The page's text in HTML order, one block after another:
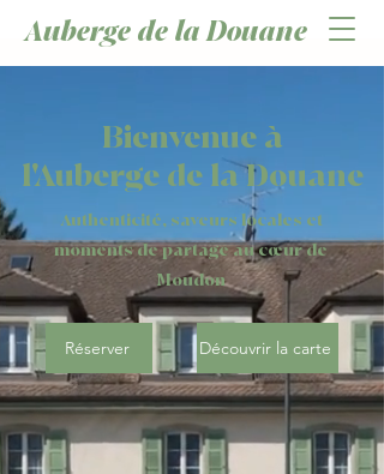
Auberge de la Douane
Bienvenue à
l'Auberge de la Douane
Authenticité, saveurs locales et
moments de partage au cœur de
Moudon
Réserver Découvrir la carte